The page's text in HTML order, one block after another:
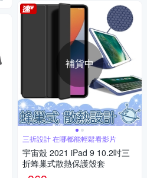
補貨中
三折設計 在哪都能輕鬆看影片
宇宙殼 2021 iPad 9 10.2吋三
折蜂巢式散熱保護殼套